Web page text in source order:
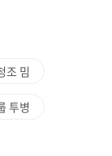
조 밈
투병